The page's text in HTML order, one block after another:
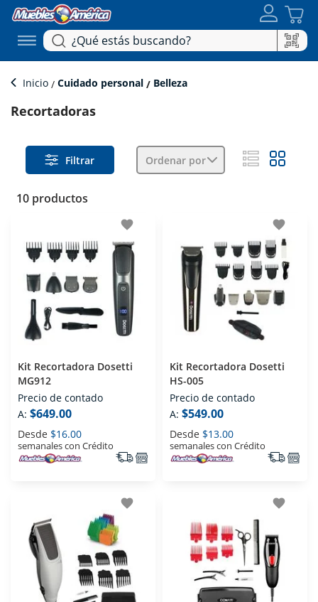
Inicio Cuidado personal Belleza
Recortadoras
Filtrar Ordenar por
10 productos
favorite
Kit Recortadora Dosetti
MG912
Precio de contado
A: $649.00
Desde $16.00
semanales con Crédito
favorite
Kit Recortadora Dosetti
HS-005
Precio de contado
A: $549.00
Desde $13.00
semanales con Crédito
favorite favorite